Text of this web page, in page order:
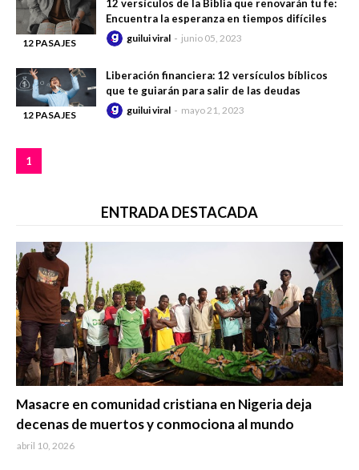
12 PASAJES
12 versículos de la Biblia que renovarán tu fe:
Encuentra la esperanza en tiempos difíciles
guilui viral junio 05, 2023
12 PASAJES
Liberación financiera: 12 versículos bíblicos
que te guiarán para salir de las deudas
guilui viral mayo 21, 2023
1
ENTRADA DESTACADA
Masacre en comunidad cristiana en Nigeria deja
decenas de muertos y conmociona al mundo
abril 10, 2026